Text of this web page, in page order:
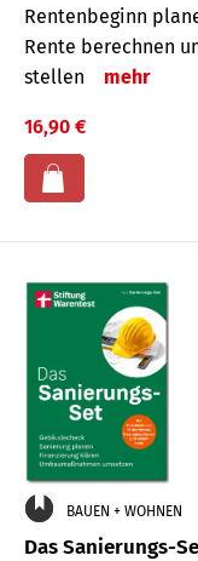
Rentenbeginn
Rente berechnen
stellen
mehr
16,90 €
BAUEN + WOHNEN
Das Sanierungs-